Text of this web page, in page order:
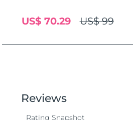
US$ 99
US$ 70.29